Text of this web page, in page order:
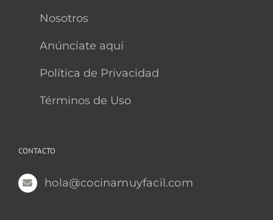
Nosotros
Anúnciate aquí
Política de Privacidad
Términos de Uso
CONTACTO
hola@cocinamuyfacil.com